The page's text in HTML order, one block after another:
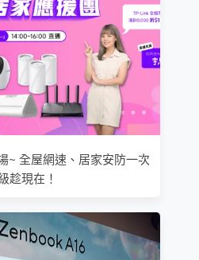
~ 全屋網速、居家安防一次
趁現在！